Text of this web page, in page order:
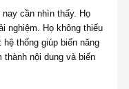
cần nhìn thấy. Họ
nghiệm. Họ không thiếu
thống giúp biến năng
thành nội dung và biến